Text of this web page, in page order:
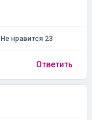
Не нравится 23
Ответить